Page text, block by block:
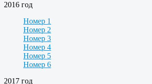
2016 год
Номер 1
Номер 2
Номер 3
Номер 4
Номер 5
Номер 6
2017 год